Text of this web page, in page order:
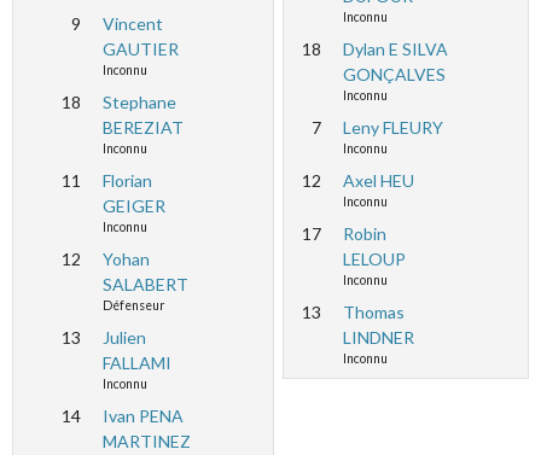
9
Vincent
GAUTIER
Inconnu
18
Stephane
BEREZIAT
Inconnu
11
Florian
GEIGER
Inconnu
12
Yohan
SALABERT
Défenseur
13
Julien
FALLAMI
Inconnu
14
Ivan PENA
MARTINEZ
Inconnu
18
Dylan E SILVA
GONÇALVES
Inconnu
7 Leny FLEURY
Inconnu
12 Axel HEU
Inconnu
17
Robin
LELOUP
Inconnu
13
Thomas
LINDNER
Inconnu